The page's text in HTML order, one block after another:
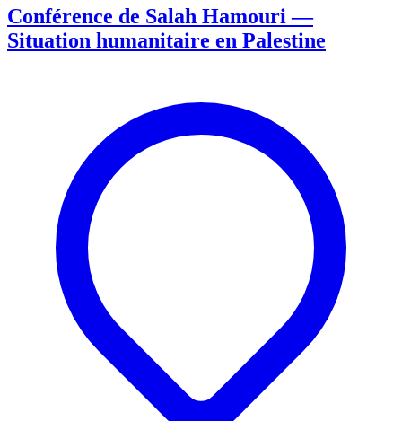
Conférence de Salah Hamouri —
Situation humanitaire en Palestine